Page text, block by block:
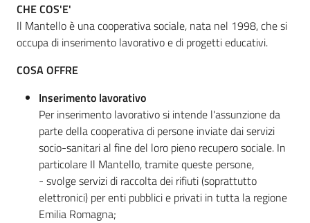
Informazioni
locali
Newsletter
CHE COS'E'
Il Mantello è una cooperativa sociale, nata nel 1998, che si
occupa di inserimento lavorativo e di progetti educativi.
COSA OFFRE
Inserimento lavorativo
Per inserimento lavorativo si intende l'assunzione da
parte della cooperativa di persone inviate dai servizi
socio-sanitari al fine del loro pieno recupero sociale. In
particolare Il Mantello, tramite queste persone,
- svolge servizi di raccolta dei rifiuti (soprattutto
elettronici) per enti pubblici e privati in tutta la regione
Emilia Romagna;